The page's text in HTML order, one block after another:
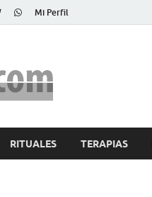
Mi Perfil
RITUALES TERAPIAS